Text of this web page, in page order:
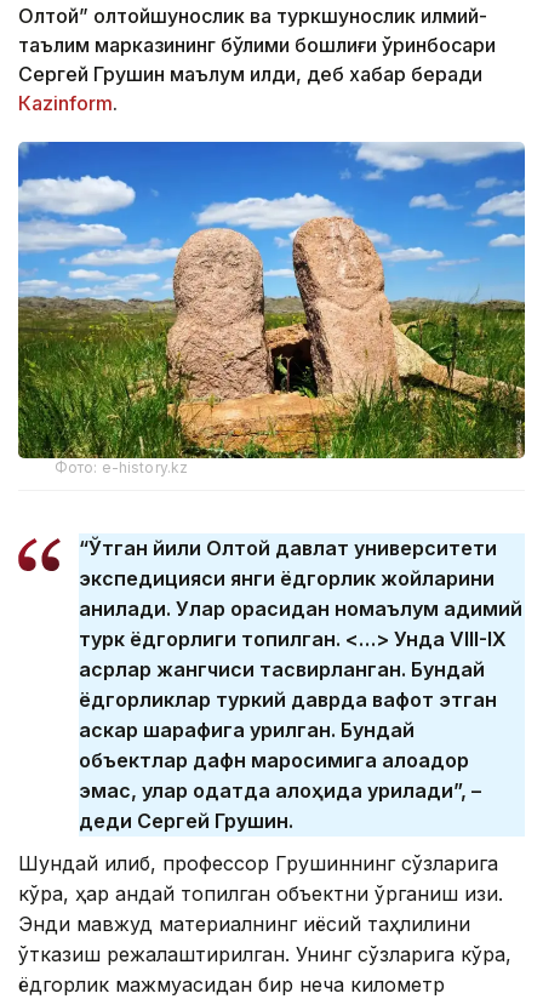
Олтой” олтойшунослик ва туркшунослик илмий-
таълим марказининг бўлими бошлиғи ўринбосари
Сергей Грушин маълум қилди, деб хабар беради
Кazinform.
Фото: e-history.kz
“Ўтган йили Олтой давлат университети
экспедицияси янги ёдгорлик жойларини
аниқлади. Улар орасидан номаълум қадимий
турк ёдгорлиги топилган. <…> Унда VIII-IX
асрлар жангчиси тасвирланган. Бундай
ёдгорликлар туркий даврда вафот этган
аскар шарафига қурилган. Бундай
объектлар дафн маросимига алоқадор
эмас, улар одатда алоҳида қурилади”, –
деди Сергей Грушин.
Шундай қилиб, профессор Грушиннинг сўзларига
кўра, ҳар қандай топилган объектни ўрганиш қизиқ.
Энди мавжуд материалнинг қиёсий таҳлилини
ўтказиш режалаштирилган. Унинг сўзларига кўра,
ёдгорлик мажмуасидан бир неча километр